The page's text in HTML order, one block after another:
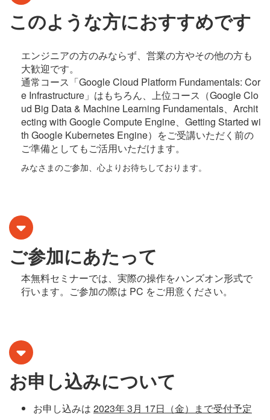
このような方におすすめです
エンジニアの方のみならず、営業の方やその他の方も
大歓迎です。
通常コース「Google Cloud Platform Fundamentals: Cor
e Infrastructure」はもちろん、上位コース（Google Clo
ud Big Data & Machine Learning Fundamentals、Archit
ecting with Google Compute Engine、Getting Started wi
th Google Kubernetes Engine）をご受講いただく前の
ご準備としてもご活用いただけます。
みなさまのご参加、心よりお待ちしております。
ご参加にあたって
本無料セミナーでは、実際の操作をハンズオン形式で
行います。ご参加の際は PC をご用意ください。
お申し込みについて
お申し込みは 2023年 3月 17日（金）まで受付予定